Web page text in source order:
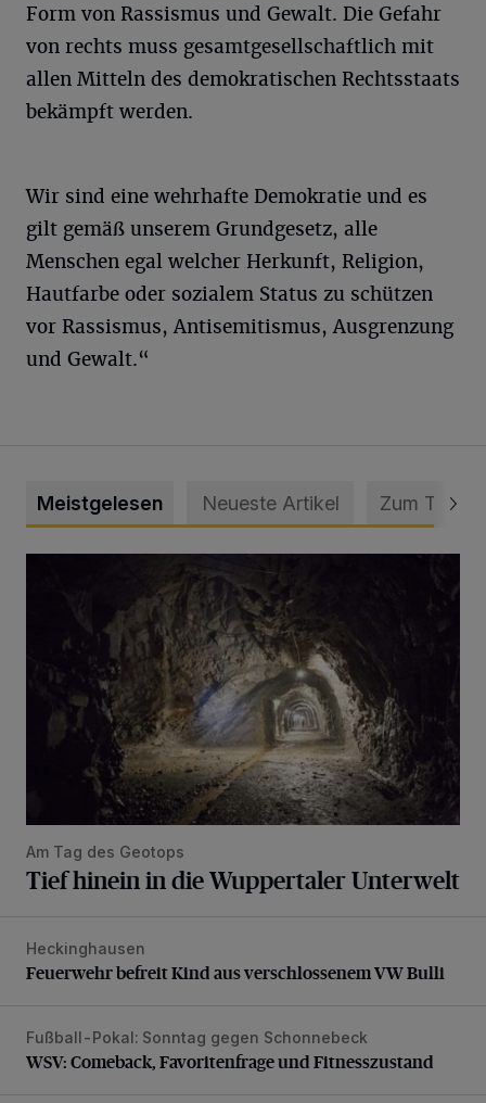
Form von Rassismus und Gewalt. Die Gefahr
von rechts muss gesamtgesellschaftlich mit
allen Mitteln des demokratischen Rechtsstaats
bekämpft werden.
Wir sind eine wehrhafte Demokratie und es
gilt gemäß unserem Grundgesetz, alle
Menschen egal welcher Herkunft, Religion,
Hautfarbe oder sozialem Status zu schützen
vor Rassismus, Antisemitismus, Ausgrenzung
und Gewalt.“
Meistgelesen Neueste Artikel Zum Thema
Am Tag des Geotops
Tief hinein in die Wuppertaler Unterwelt
Feuerwehr befreit Kind aus verschlossenem VW Bulli
Heckinghausen
Feuerwehr befreit Kind aus verschlossenem VW Bulli
WSV: Comeback, Favoritenfrage und Fitnesszustand
Fußball-Pokal: Sonntag gegen Schonnebeck
WSV: Comeback, Favoritenfrage und Fitnesszustand